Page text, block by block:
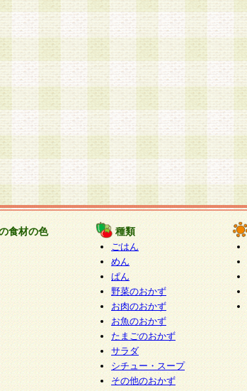
食材の色 種類
ごはん
めん
ぱん
野菜のおかず
お肉のおかず
お魚のおかず
たまごのおかず
サラダ
シチュー・スープ
その他のおかず